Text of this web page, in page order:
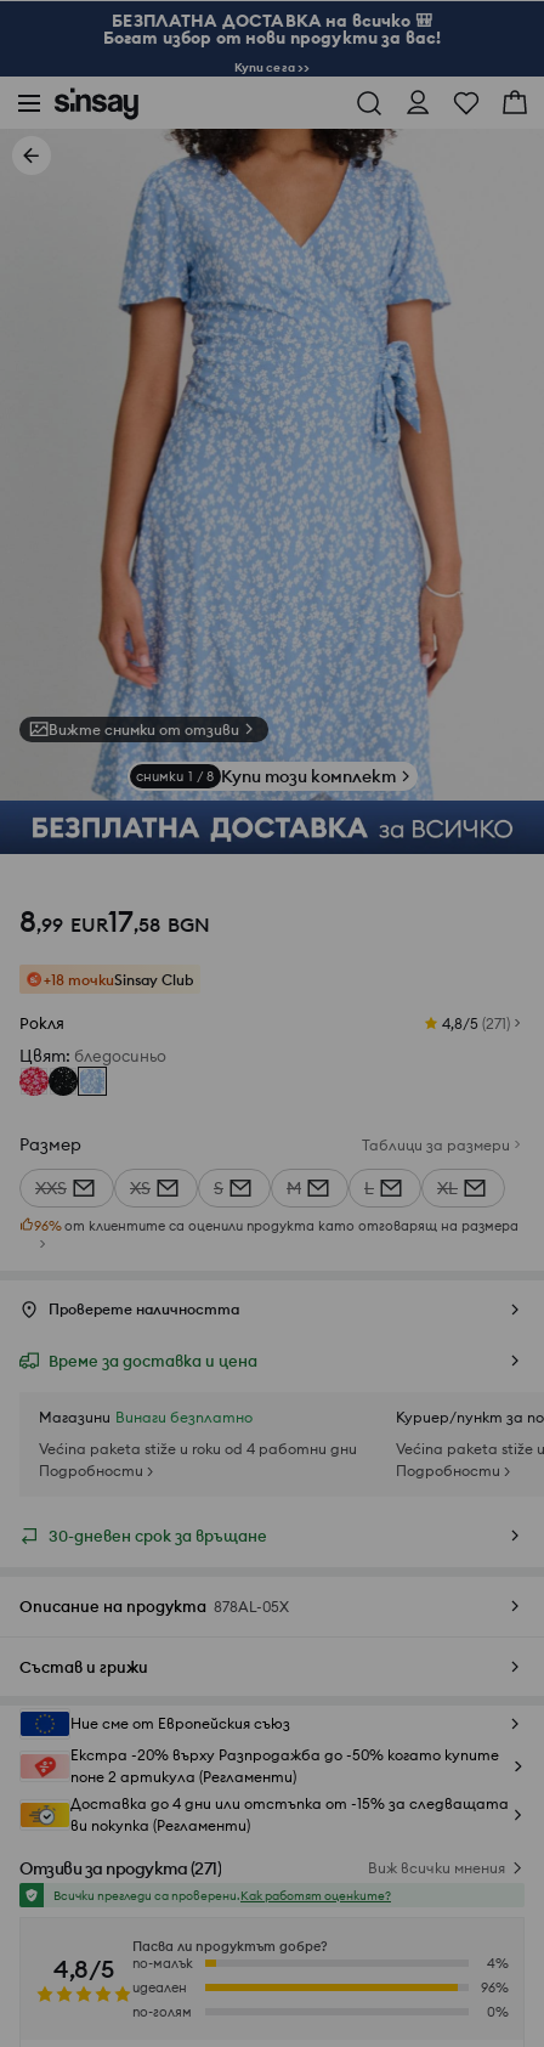
БЕЗПЛАТНА ДОСТАВКА на всичко 🎒
Богат избор от нови продукти за вас!
Купи сега >>
Вижте снимки от отзиви
снимки 1 / 8 Купи този комплект
8,99 EUR17,58 BGN
+18 точкиSinsay Club
Рокля 4,8/5 (271)
Цвят: бледосиньо
Размер Таблици за размери
XXS XS S M L XL
96%от клиентите са оценили продукта като отговарящ на размера
Проверете наличността
Време за доставка и цена
Магазини Винаги безплатно
Većina paketa stiže u roku od 4 работни дни
Подробности >
Куриер/пункт за
Većina paketa stiže
Подробности >
30-дневен срок за връщане
Описание на продукта 878AL-05X
Състав и грижи
Ние сме от Европейския съюз
Екстра -20% върху Разпродажба до -50% когато купите
поне 2 артикула (Регламенти)
Доставка до 4 дни или отстъпка от -15% за следващата
ви покупка (Регламенти)
Отзиви за продукта(271) Виж всички мнения
Всички прегледи са проверени.Как работят оценките?
4,8/5
Пасва ли продуктът добре?
по-малък
4%
идеален
96%
по-голям
0%